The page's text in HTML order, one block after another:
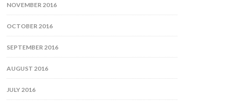
NOVEMBER 2016
OCTOBER 2016
SEPTEMBER 2016
AUGUST 2016
JULY 2016